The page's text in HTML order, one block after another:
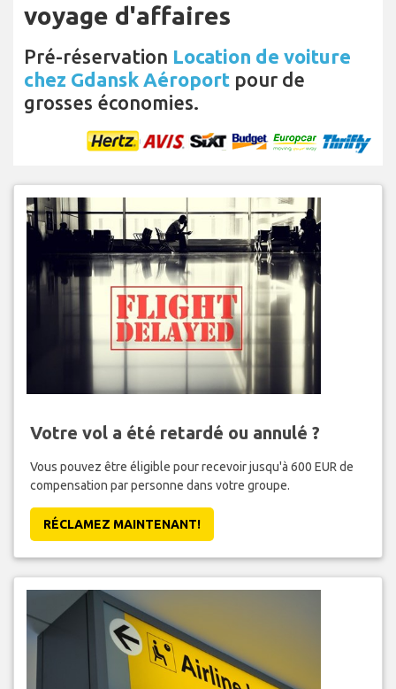
voyage d'affaires
Pré-réservation Location de voiture
chez Gdansk Aéroport pour de
grosses économies.
Votre vol a été retardé ou annulé ?
Vous pouvez être éligible pour recevoir jusqu'à 600 EUR de
compensation par personne dans votre groupe.
RÉCLAMEZ MAINTENANT!